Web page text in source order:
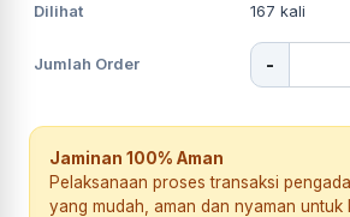
Dilihat 167 kali
Jumlah Order -
Jaminan 100% Aman
Pelaksanaan proses transaksi
yang mudah, aman dan nyaman untuk